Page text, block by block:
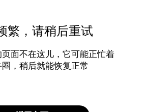
繁，请稍后重试
面不在这儿，它可能正忙着
圈，稍后就能恢复正常